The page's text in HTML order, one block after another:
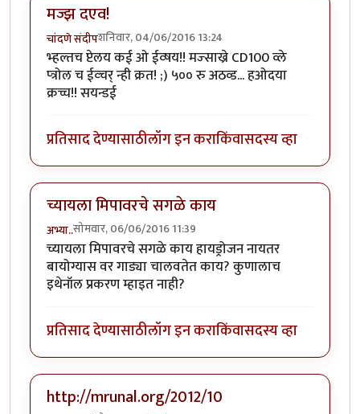
मज्झ दएव!
चांदणे संदीपशनिवार, 04/06/2016 13:24
भ्हल्तच प्टेलय कई ओ ईव्षय!! मज्साख्रे CD100 व्ले
प्त्रोल च ईव्चर् न्ही क्रत! ;) ५०० रु अठव्ड... हओदया
क्रच्च!! सयन्डई
प्रतिसाद देण्यासाठीलॉग इन कराकिंवासदस्य व्हा
च्यायला मिपावरचे सगळे काय
अभ्या..सोमवार, 06/06/2016 11:39
च्यायला मिपावरचे सगळे काय हायड्रोजन नायतर
बायोग्यास वर गाड्या चालवतेत काय? कुणालाच
इथेनॉल प्रकरण म्हाइत नाही?
प्रतिसाद देण्यासाठीलॉग इन कराकिंवासदस्य व्हा
http://mrunal.org/2012/10